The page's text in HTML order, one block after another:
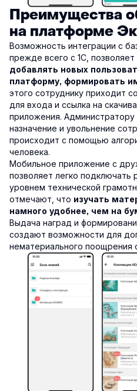
Преимущества
на платформе
Возможность интеграции с
прежде всего с 1С, позволяет
добавлять новых
платформу, формировать
этого сотруднику приходит
для входа и ссылка на
приложения.
назначение и увольнение
происходит с помощью
человека.
Мобильное приложение с
позволяет легко подключать
уровнем технической
отмечают, что изучать
намного удобнее, чем на
Выдача наград и
создают возможности для
нематериального поощрения